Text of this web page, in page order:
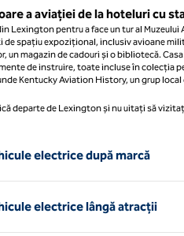
a aviației de la hoteluri cu
Lexington pentru a face un tur al
spațiu expozițional, inclusiv avioane
un magazin de cadouri și o bibliotecă.
de instruire, toate incluse în colecția
Kentucky Aviation History, un grup
departe de Lexington și nu uitați să
electrice după marcă
electrice lângă atracții